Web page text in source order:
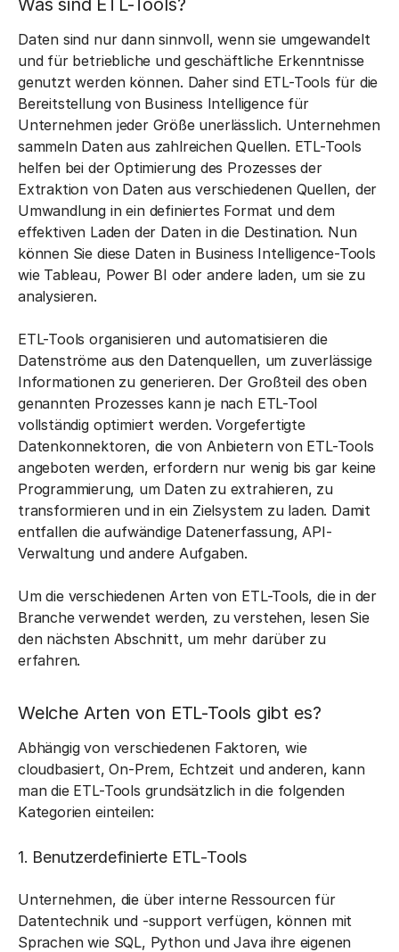
Was sind ETL-Tools?
Daten sind nur dann sinnvoll, wenn sie umgewandelt
und für betriebliche und geschäftliche Erkenntnisse
genutzt werden können. Daher sind ETL-Tools für die
Bereitstellung von Business Intelligence für
Unternehmen jeder Größe unerlässlich. Unternehmen
sammeln Daten aus zahlreichen Quellen. ETL-Tools
helfen bei der Optimierung des Prozesses der
Extraktion von Daten aus verschiedenen Quellen, der
Umwandlung in ein definiertes Format und dem
effektiven Laden der Daten in die Destination. Nun
können Sie diese Daten in Business Intelligence-Tools
wie Tableau, Power BI oder andere laden, um sie zu
analysieren.
ETL-Tools organisieren und automatisieren die
Datenströme aus den Datenquellen, um zuverlässige
Informationen zu generieren. Der Großteil des oben
genannten Prozesses kann je nach ETL-Tool
vollständig optimiert werden. Vorgefertigte
Datenkonnektoren, die von Anbietern von ETL-Tools
angeboten werden, erfordern nur wenig bis gar keine
Programmierung, um Daten zu extrahieren, zu
transformieren und in ein Zielsystem zu laden. Damit
entfallen die aufwändige Datenerfassung, API-
Verwaltung und andere Aufgaben.
Um die verschiedenen Arten von ETL-Tools, die in der
Branche verwendet werden, zu verstehen, lesen Sie
den nächsten Abschnitt, um mehr darüber zu
erfahren.
Welche Arten von ETL-Tools gibt es?
Abhängig von verschiedenen Faktoren, wie
cloudbasiert, On-Prem, Echtzeit und anderen, kann
man die ETL-Tools grundsätzlich in die folgenden
Kategorien einteilen:
1. Benutzerdefinierte ETL-Tools
Unternehmen, die über interne Ressourcen für
Datentechnik und -support verfügen, können mit
Sprachen wie SQL, Python und Java ihre eigenen